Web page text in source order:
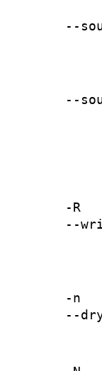
--
--
-R
--
-n
--